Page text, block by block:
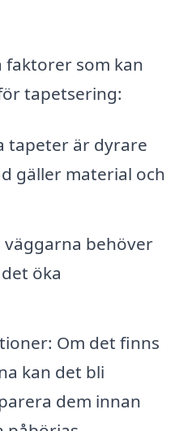
faktorer som kan
tapetsering:
tapeter är dyrare
gäller material och
väggarna behöver
öka
Om det finns
kan det bli
dem innan